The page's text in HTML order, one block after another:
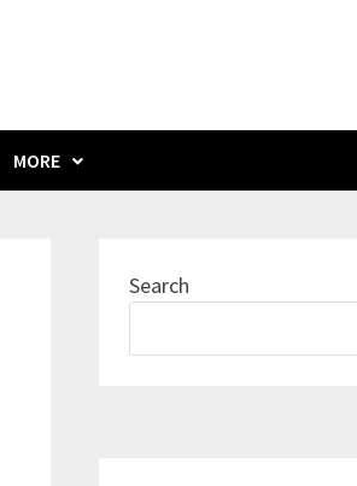
MORE
Search